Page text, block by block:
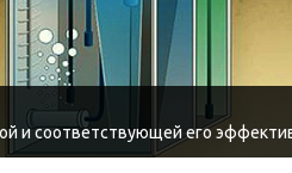
и соответствующей его